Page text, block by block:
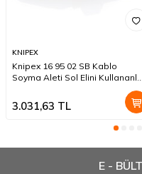
KNIPEX
Knipex 16 95 02 SB Kablo
Soyma Aleti Sol Elini Kullananlar
3.031,63 TL
E -